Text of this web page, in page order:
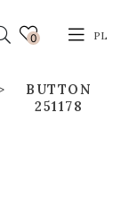
0 PL
BUTTON
251178